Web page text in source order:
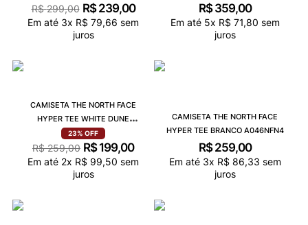
R$ 299,00 R$ 239,00
Em até 3x R$ 79,66 sem
juros
R$ 359,00
Em até 5x R$ 71,80 sem
juros
CAMISETA THE NORTH FACE
HYPER TEE WHITE DUNE
A048NQLI
23% OFF
R$ 259,00 R$ 199,00
Em até 2x R$ 99,50 sem
juros
CAMISETA THE NORTH FACE
HYPER TEE BRANCO A046NFN4
R$ 259,00
Em até 3x R$ 86,33 sem
juros